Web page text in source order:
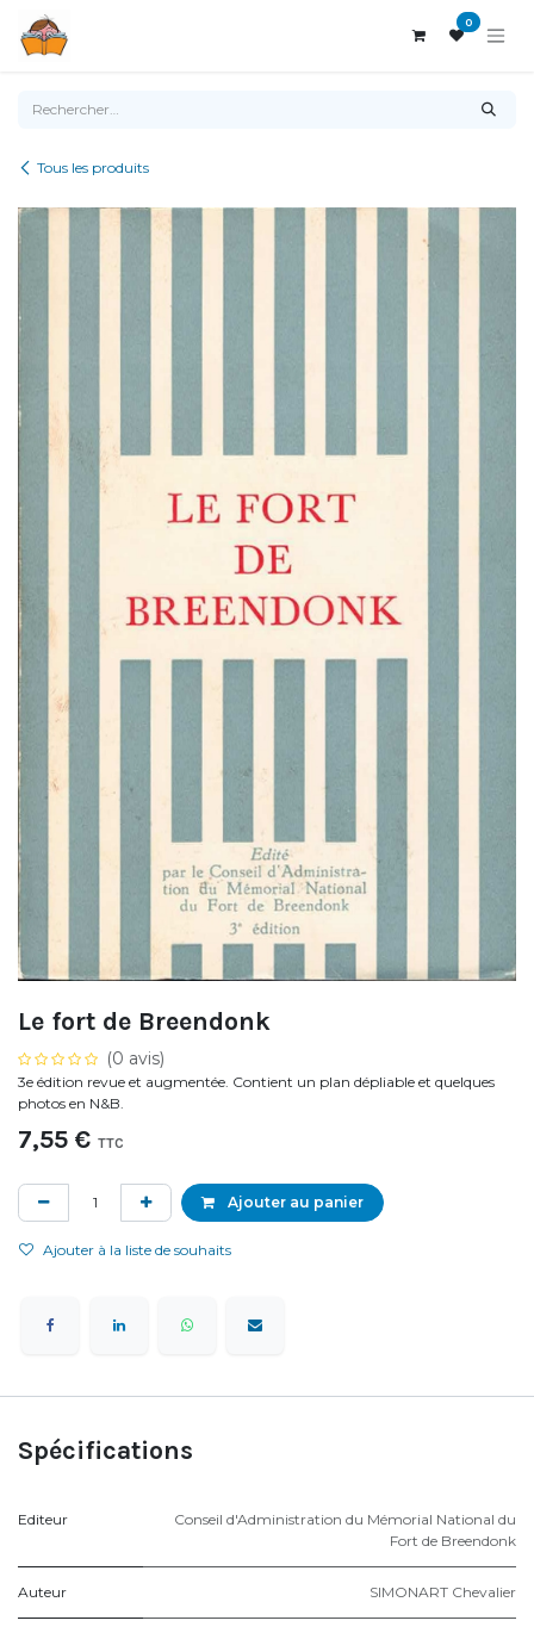
0
Tous les produits
Le fort de Breendonk
(0 avis)
3e édition revue et augmentée. Contient un plan dépliable et quelques
photos en N&B.
7,55 € TTC
Ajouter au panier
Ajouter à la liste de souhaits
Spécifications
Editeur
Conseil d'Administration du Mémorial National du
Fort de Breendonk
Auteur SIMONART Chevalier